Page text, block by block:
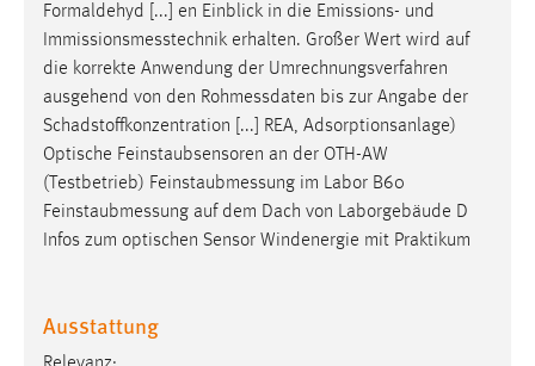
Formaldehyd [...] en Einblick in die Emissions- und
Immissionsmesstechnik erhalten. Großer Wert wird auf
die korrekte Anwendung der Umrechnungsverfahren
ausgehend von den Rohmessdaten bis zur Angabe der
Schadstoffkonzentration [...] REA, Adsorptionsanlage)
Optische Feinstaubsensoren an der OTH-AW
(Testbetrieb) Feinstaubmessung im Labor B60
Feinstaubmessung auf dem Dach von Laborgebäude D
Infos zum optischen Sensor Windenergie mit Praktikum
Ausstattung